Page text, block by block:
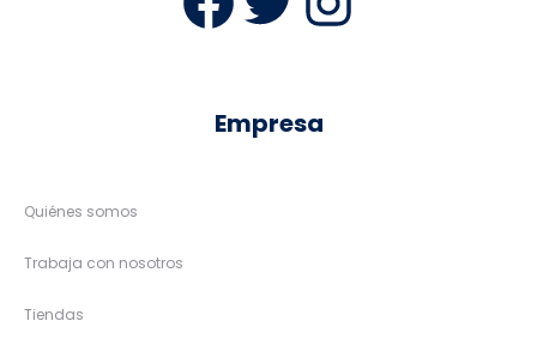
Empresa
Quiénes somos
Trabaja con nosotros
Tiendas